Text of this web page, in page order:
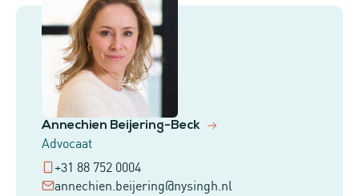
Annechien Beijering-Beck
Advocaat
+31 88 752 0004
annechien.beijering@nysingh.nl